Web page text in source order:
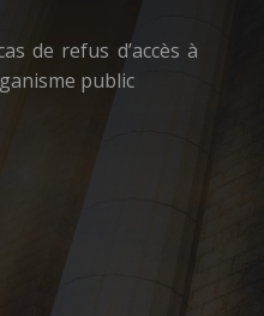
de refus d’accès à
public